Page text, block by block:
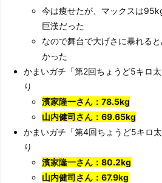
今は痩せたが、マックスは
巨漢だった
なので舞台で大げさに暴れる
かった
かまいガチ「第2回ちょうど5キロ
り
濱家隆一さん：78.5kg
山内健司さん：69.65kg
かまいガチ「第4回ちょうど5キロ
り
濱家隆一さん：80.2kg
山内健司さん：67.9kg